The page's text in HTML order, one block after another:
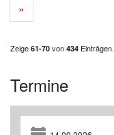
»
Zeige 61-70 von 434 Einträgen.
Termine